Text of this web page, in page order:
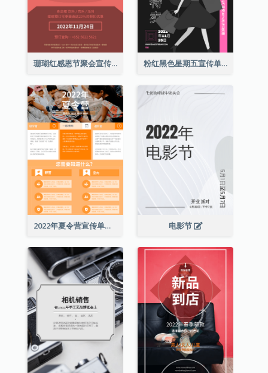
珊瑚红感恩节聚会宣传单张 粉红黑色星期五宣传单张
2022年夏令营宣传单张 电影节